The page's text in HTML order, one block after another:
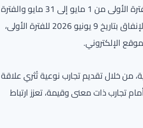
وتنقسم عملية احتساب النقاط على فترتين بشكل منفصل لضمان تكافؤ الفرص، الفترة الأولى من 1 مايو إلى 31 مايو والفترة
الثانية من 1 يونيو إلى 30 يونيو 2026. وسيتم الإعلان عن أعلى 10 عملاء من حيث الإنفاق بتاريخ 9 يونيو 2026 للفترة الأولى،
من خلال تقديم تجارب نوعية تُثري علاقة
تجارب ذات معنى وقيمة، تعزز ارتباط